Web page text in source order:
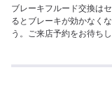
ブレーキフルード交換は
るとブレーキが効かなく
う。ご来店予約をお待ち